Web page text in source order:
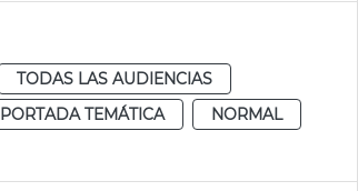
TODAS LAS AUDIENCIAS
TEMÁTICA
NORMAL